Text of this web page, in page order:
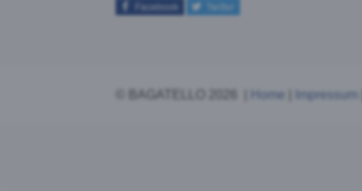
Facebook Twitter
© BAGATELLO 2026 | Home Impressum